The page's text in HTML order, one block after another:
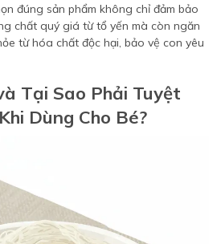
đúng sản phẩm không chỉ đảm bảo
chất quý giá từ tổ yến mà còn ngăn
từ hóa chất độc hại, bảo vệ con yêu
Tại Sao Phải Tuyệt
Dùng Cho Bé?